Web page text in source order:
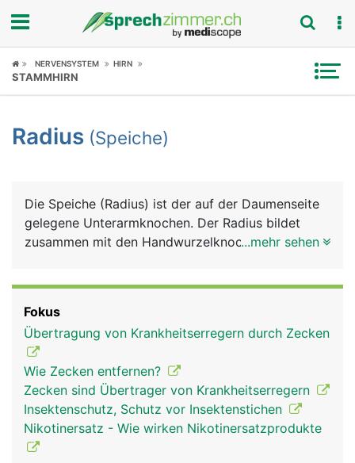
Fokus
Symptome
News
Rubriken
NERVENSYSTEM HIRN
STAMMHIRN
Radius (Speiche)
Die Speiche (Radius) ist der auf der Daumenseite
gelegene Unterarmknochen. Der Radius bildet
zusammen mit den Handwurzelknochen den
...mehr sehen
Fokus
Übertragung von Krankheitserregern durch Zecken
Wie Zecken entfernen?
Zecken sind Übertrager von Krankheitserregern
Insektenschutz, Schutz vor Insektenstichen
Nikotinersatz - Wie wirken Nikotinersatzprodukte